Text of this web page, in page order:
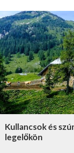
Kullancsok és
legelőkön